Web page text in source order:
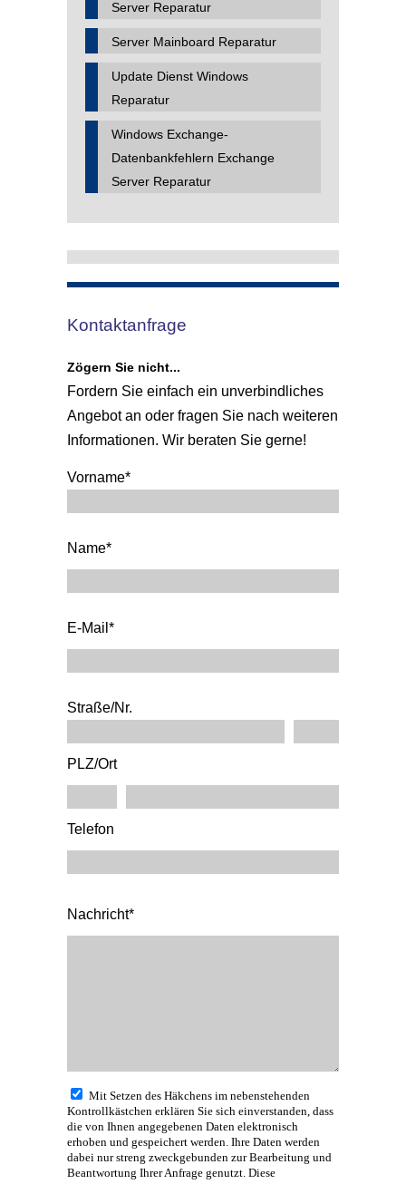
Server Reparatur
Server Mainboard Reparatur
Update Dienst Windows
Reparatur
Windows Exchange-
Datenbankfehlern Exchange
Server Reparatur
Kontaktanfrage
Zögern Sie nicht...
Fordern Sie einfach ein unverbindliches
Angebot an oder fragen Sie nach weiteren
Informationen. Wir beraten Sie gerne!
Vorname*
Name*
E-Mail*
Straße/Nr.
PLZ/Ort
Telefon
Nachricht*
Mit Setzen des Häkchens im nebenstehenden
Kontrollkästchen erklären Sie sich einverstanden, dass
die von Ihnen angegebenen Daten elektronisch
erhoben und gespeichert werden. Ihre Daten werden
dabei nur streng zweckgebunden zur Bearbeitung und
Beantwortung Ihrer Anfrage genutzt. Diese